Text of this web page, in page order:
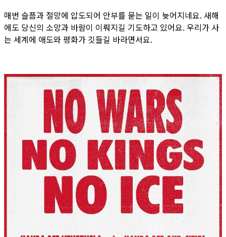
매번 슬픔과 절망에 압도되어 안부를 묻는 일이 늦어지네요. 새해
에도 당신의 소망과 바람이 이뤄지길 기도하고 있어요. 우리가 사
는 세계에 애도와 평화가 깃들길 바라면서요.